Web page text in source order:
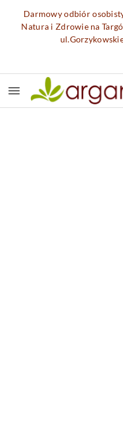
Przejdź do treści
Przejdź do
Przejdź do moje
Przejdź do menu
Przejdź do opisu
Przejdź do stopki
Darmowy odbiór
Natura i Zdrowie na